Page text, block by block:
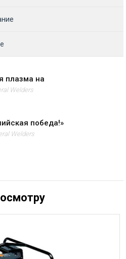
плазма на
Welders
победа!»
Welders